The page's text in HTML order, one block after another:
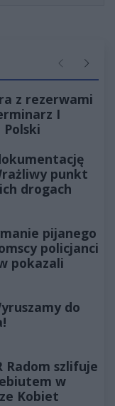
Poprzednie
z rezerwami
I
punkt
drogach
pijanego
policjanci
pokazali
do
Radom szlifuje
w
Kobiet